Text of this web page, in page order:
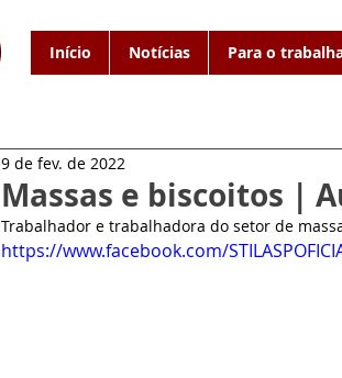
Início Notícias Para o
Massas e biscoitos |
9 de fev. de 2022
Trabalhador e trabalhadora do setor de
https://www.facebook.com/